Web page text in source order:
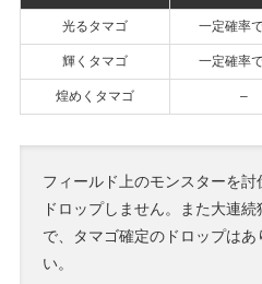
光るタマゴ 一定確率
輝くタマゴ 一定確率
煌めくタマゴ –
フィールド上のモンスターを
ドロップしません。また大連
で、タマゴ確定のドロップは
い。